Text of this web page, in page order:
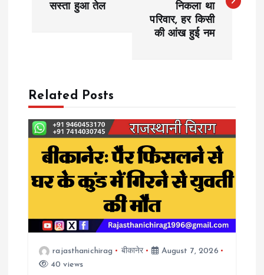
a
v
g
a
सस्ता हुआ तेल
निकला था
परिवार, हर किसी
की आंख हुई नम
Related Posts
rajasthanichirag बीकानेर
August 7, 2026
40 views